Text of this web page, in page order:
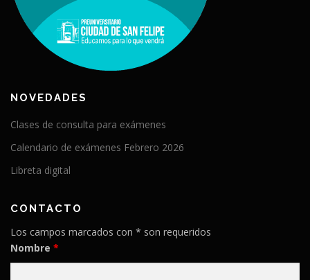
NOVEDADES
Clases de consulta para exámenes
Calendario de exámenes Febrero 2026
Libreta digital
CONTACTO
Los campos marcados con * son requeridos
Nombre *